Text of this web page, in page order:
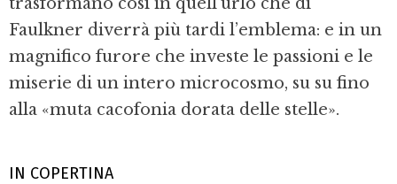
IN COPERTINA
Faulkner diverrà più tardi l’emblema: e in un
magnifico furore che investe le passioni e le
miserie di un intero microcosmo, su su fino
alla «muta cacofonia dorata delle stelle».